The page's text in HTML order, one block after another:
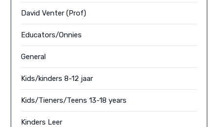
David Venter (Prof)
Educators/Onnies
General
Kids/kinders 8-12 jaar
Kids/Tieners/Teens 13-18 years
Kinders Leer